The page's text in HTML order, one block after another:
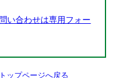
い合わせは専用フォー
トップページへ戻る